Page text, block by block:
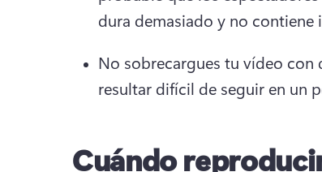
dura demasiado y no
No sobrecargues tu vídeo con
resultar difícil de seguir en un
Cuándo